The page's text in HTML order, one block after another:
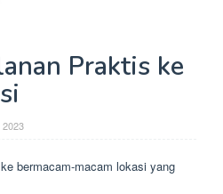
Praktis ke
bermacam-macam lokasi yang